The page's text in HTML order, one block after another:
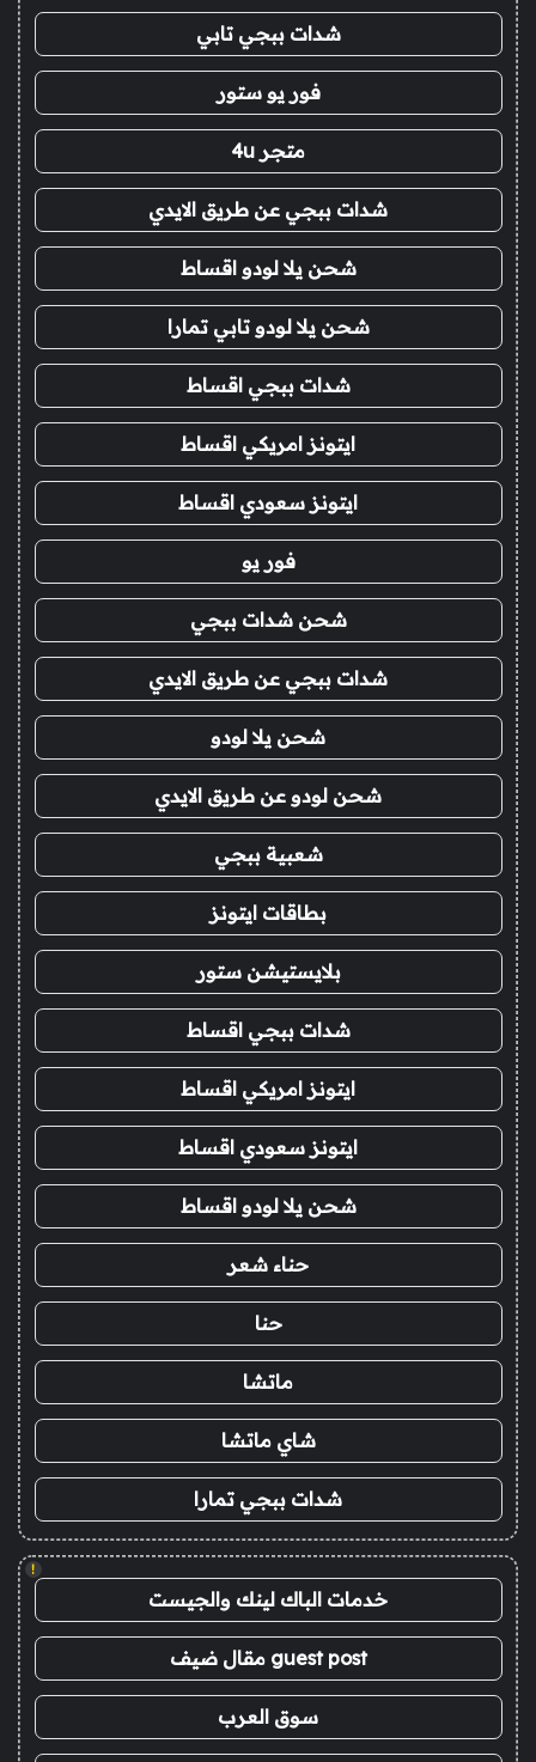
شدات ببجي تابي
فور يو ستور
متجر 4u
شدات ببجي عن طريق الايدي
شحن يلا لودو اقساط
شحن يلا لودو تابي تمارا
شدات ببجي اقساط
ايتونز امريكي اقساط
ايتونز سعودي اقساط
فور يو
شحن شدات ببجي
شدات ببجي عن طريق الايدي
شحن يلا لودو
شحن لودو عن طريق الايدي
شعبية ببجي
بطاقات ايتونز
بلايستيشن ستور
شدات ببجي اقساط
ايتونز امريكي اقساط
ايتونز سعودي اقساط
شحن يلا لودو اقساط
حناء شعر
حنا
ماتشا
شاي ماتشا
شدات ببجي تمارا
!
خدمات الباك لينك والجيست
guest post مقال ضيف
سوق العرب